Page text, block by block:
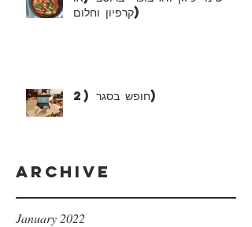
Archive
קרפיון וחלום)
חופש בסגר (2)
January 2022